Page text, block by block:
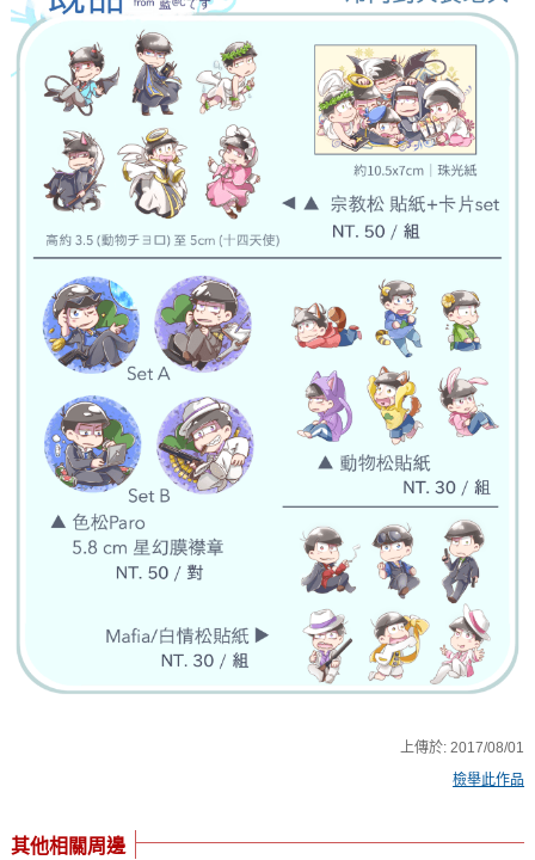
上傳於: 2017/08/01
檢舉此作品
其他相關周邊